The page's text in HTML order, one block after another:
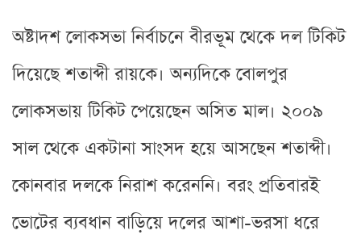
অষ্টাদশ লোকসভা নির্বাচনে বীরভূম থেকে দল টিকিট
দিয়েছে শতাব্দী রায়কে। অন্যদিকে বোলপুর
লোকসভায় টিকিট পেয়েছেন অসিত মাল। ২০০৯
সাল থেকে একটানা সাংসদ হয়ে আসছেন শতাব্দী।
কোনবার দলকে নিরাশ করেননি। বরং প্রতিবারই
ভোটের ব্যবধান বাড়িয়ে দলের আশা-ভরসা ধরে